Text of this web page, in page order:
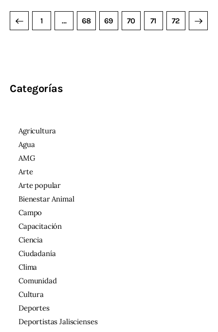
1 … 68 69 70 71 72
>
Categorías
Agricultura
Agua
AMG
Arte
Arte popular
Bienestar Animal
Campo
Capacitación
Ciencia
Ciudadanía
Clima
Comunidad
Cultura
Deportes
Deportistas Jaliscienses